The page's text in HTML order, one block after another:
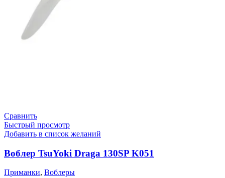
Сравнить
Быстрый просмотр
Добавить в список желаний
Воблер TsuYoki Draga 130SP K051
Приманки, Воблеры